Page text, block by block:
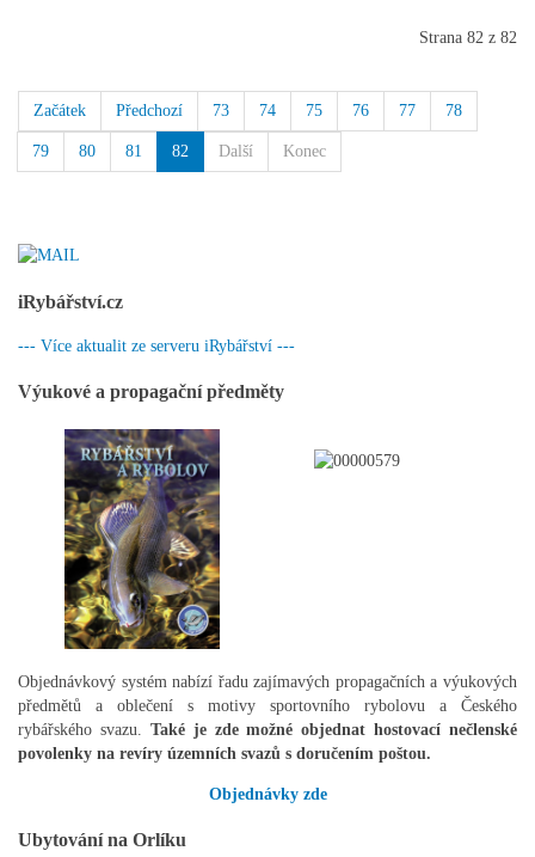
Strana 82 z 82
Začátek Předchozí 73 74 75 76 77 78
79 80 81 82 Další Konec
iRybářství.cz
--- Více aktualit ze serveru iRybářství ---
Výukové a propagační předměty
Objednávkový systém nabízí řadu zajímavých propagačních a výukových
předmětů a oblečení s motivy sportovního rybolovu a Českého
rybářského svazu. Také je zde možné objednat hostovací nečlenské
povolenky na revíry územních svazů s doručením poštou.
Objednávky zde
Ubytování na Orlíku